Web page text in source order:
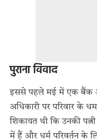
पुराना विवाद
इससे पहले मई में एक बैंक
अधिकारी पर परिवार के
शिकायत थी कि उनकी
में हैं और धर्म परिवर्तन के